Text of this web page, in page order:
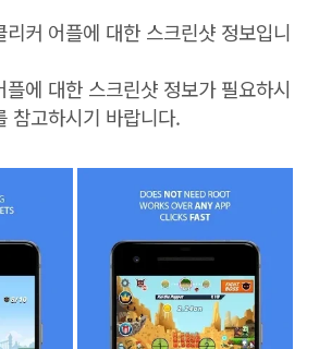
커 어플에 대한 스크린샷 정보입니
에 대한 스크린샷 정보가 필요하시
참고하시기 바랍니다.